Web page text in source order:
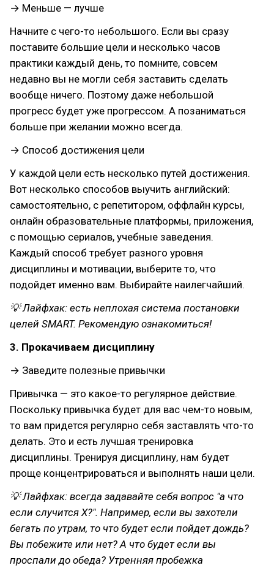
→ Меньше — лучше
Начните с чего-то небольшого. Если вы сразу
поставите большие цели и несколько часов
практики каждый день, то помните, совсем
недавно вы не могли себя заставить сделать
вообще ничего. Поэтому даже небольшой
прогресс будет уже прогрессом. А позаниматься
больше при желании можно всегда.
→ Способ достижения цели
У каждой цели есть несколько путей достижения.
Вот несколько способов выучить английский:
самостоятельно, с репетитором, оффлайн курсы,
онлайн образовательные платформы, приложения,
с помощью сериалов, учебные заведения.
Каждый способ требует разного уровня
дисциплины и мотивации, выберите то, что
подойдет именно вам. Выбирайте наилегчайший.
💡 Лайфхак: есть неплохая система постановки
целей SMART. Рекомендую ознакомиться!
3. Прокачиваем дисциплину
→ Заведите полезные привычки
Привычка — это какое-то регулярное действие.
Поскольку привычка будет для вас чем-то новым,
то вам придется регулярно себя заставлять что-то
делать. Это и есть лучшая тренировка
дисциплины. Тренируя дисциплину, нам будет
проще концентрироваться и выполнять наши цели.
💡 Лайфхак: всегда задавайте себя вопрос "а что
если случится Х?". Например, если вы захотели
бегать по утрам, то что будет если пойдет дождь?
Вы побежите или нет? А что будет если вы
проспали до обеда? Утренняя пробежка